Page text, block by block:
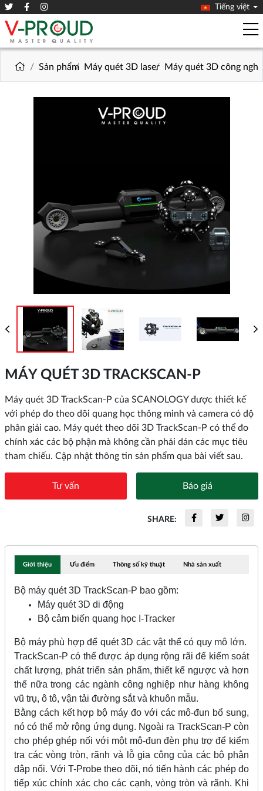
Tiếng việt
Sản phẩm Máy quét 3D laser Máy quét 3D công
MÁY QUÉT 3D TRACKSCAN-P
Máy quét 3D TrackScan-P của SCANOLOGY được thiết kế
với phép đo theo dõi quang học thông minh và camera có độ
phân giải cao. Máy quét theo dõi 3D TrackScan-P có thể đo
chính xác các bộ phận mà không cần phải dán các mục tiêu
tham chiếu. Cập nhật thông tin sản phẩm qua bài viết sau.
Tư vấn Báo giá
SHARE:
Giới thiệu Ưu điểm Thông số kỹ thuật Nhà sản xuất
Bộ máy quét 3D TrackScan-P bao gồm:
Máy quét 3D di động
Bộ cảm biến quang học I-Tracker
Bộ máy phù hợp để quét 3D các vật thể có quy mô lớn.
TrackScan-P có thể được áp dụng rộng rãi để kiểm soát
chất lượng, phát triển sản phẩm, thiết kế ngược và hơn
thế nữa trong các ngành công nghiệp như hàng không
vũ trụ, ô tô, vận tải đường sắt và khuôn mẫu.
Bằng cách kết hợp bộ máy đo với các mô-đun bổ sung,
nó có thể mở rộng ứng dụng. Ngoài ra TrackScan-P còn
cho phép ghép nối với một mô-đun đèn phụ trợ để kiểm
tra các vòng tròn, rãnh và lỗ gia công của các bộ phận
dập nổi. Với T-Probe theo dõi, nó tiến hành các phép đo
tiếp xúc chính xác cho các cạnh, vòng tròn và rãnh. Khi